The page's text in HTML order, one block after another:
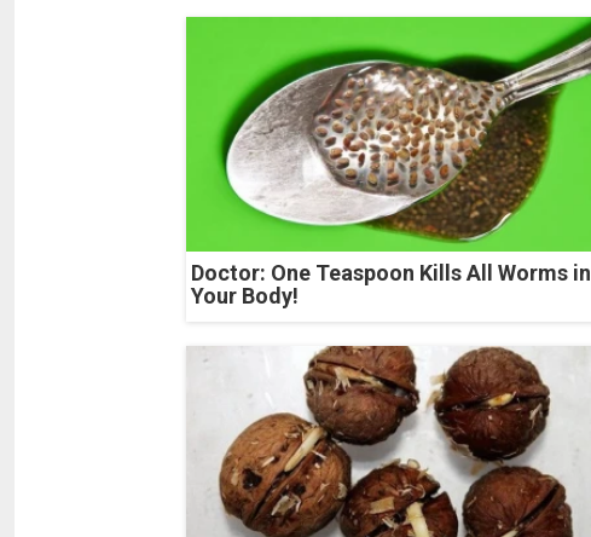
Doctor: One Teaspoon Kills All Worms in
Your Body!